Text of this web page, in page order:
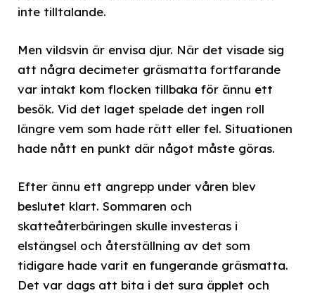
inte tilltalande.
Men vildsvin är envisa djur. När det visade sig
att några decimeter gräsmatta fortfarande
var intakt kom flocken tillbaka för ännu ett
besök. Vid det laget spelade det ingen roll
längre vem som hade rätt eller fel. Situationen
hade nått en punkt där något måste göras.
Efter ännu ett angrepp under våren blev
beslutet klart. Sommaren och
skatteåterbäringen skulle investeras i
elstängsel och återställning av det som
tidigare hade varit en fungerande gräsmatta.
Det var dags att bita i det sura äpplet och